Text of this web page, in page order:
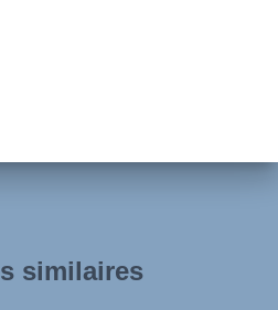
similaires